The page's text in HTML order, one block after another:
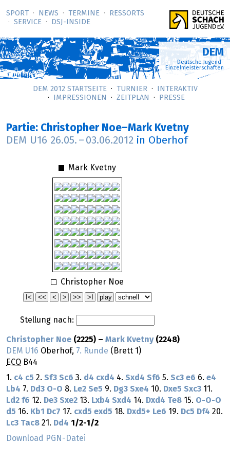
SPORT NEWS TERMINE
RESSORTS
SERVICE
DSJ-­INSIDE
DEM
Deutsche Jugend-
Einzelmeisterschaften
DEM 2012 STARTSEITE TURNIER
INTERAKTIV
IMPRESSIONEN
ZEITPLAN PRESSE
Partie: Christopher Noe–Mark Kvetny
DEM U16 26.05. – 03.06.2012 in Oberhof
Mark Kvetny
Christopher Noe
Stellung nach:
Christopher Noe (2225) – Mark Kvetny(2248)
DEM U16 Oberhof, 7. Runde (Brett 1)
ECO B44
1. c4 c5 2. Sf3 Sc6 3. d4 cxd4 4. Sxd4 Sf6 5. Sc3 e6 6. e4
Lb4 7. Dd3 O-O 8. Le2 Se5 9. Dg3 Sxe4 10. Dxe5 Sxc3 11.
Ld2 f6 12. De3 Sxe2 13. Lxb4 Sxd4 14. Dxd4 Te8 15. O-O-O
d5 16. Kb1 Dc7 17. cxd5 exd5 18. Dxd5+ Le6 19. Dc5 Df4 20.
Lc3 Tac8 21. Dd4 1/2-1/2
Download PGN-Datei